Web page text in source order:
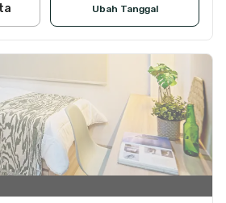
Ubah Tanggal